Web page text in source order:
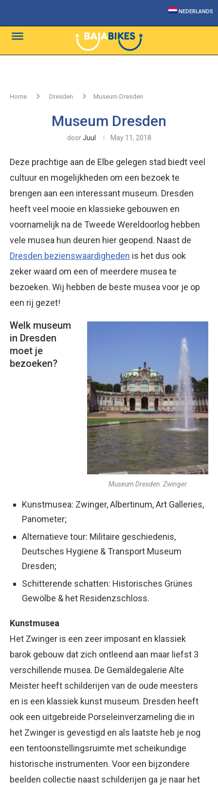
NEDERLANDS
Home Dresden Museum Dresden
Museum Dresden
doorJuul May 11, 2018
Deze prachtige aan de Elbe gelegen stad biedt veel
cultuur en mogelijkheden om een bezoek te
brengen aan een interessant museum. Dresden
heeft veel mooie en klassieke gebouwen en
voornamelijk na de Tweede Wereldoorlog hebben
vele musea hun deuren hier geopend. Naast de
Dresden bezienswaardigheden is het dus ook
zeker waard om een of meerdere musea te
bezoeken. Wij hebben de beste musea voor je op
een rij gezet!
Museum Dresden: Zwinger
Welk museum
in Dresden
moet je
bezoeken?
Kunstmusea: Zwinger, Albertinum, Art Galleries,
Panometer;
Alternatieve tour: Militaire geschiedenis,
Deutsches Hygiene & Transport Museum
Dresden;
Schitterende schatten: Historisches Grünes
Gewölbe & het Residenzschloss.
Kunstmusea
Het Zwinger is een zeer imposant en klassiek
barok gebouw dat zich ontleend aan maar liefst 3
verschillende musea. De Gemäldegalerie Alte
Meister heeft schilderijen van de oude meesters
en is een klassiek kunst museum. Dresden heeft
ook een uitgebreide Porseleinverzameling die in
het Zwinger is gevestigd en als laatste heb je nog
een tentoonstellingsruimte met scheikundige
historische instrumenten. Voor een bijzondere
beelden collectie naast schilderijen ga je naar het